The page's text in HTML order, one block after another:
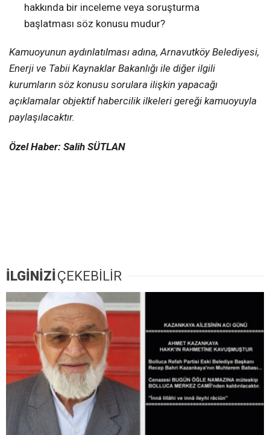
hakkında bir inceleme veya soruşturma
başlatması söz konusu mudur?
Kamuoyunun aydınlatılması adına, Arnavutköy Belediyesi,
Enerji ve Tabii Kaynaklar Bakanlığı ile diğer ilgili
kurumların söz konusu sorulara ilişkin yapacağı
açıklamalar objektif habercilik ilkeleri gereği kamuoyuyla
paylaşılacaktır.
Özel Haber: Salih SÜTLAN
İLGİNİZİ ÇEKEBİLİR